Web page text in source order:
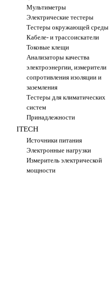
Мультиметры
Электрические тестеры
Тестеры окружающей среды
Кабеле- и трассоискатели
Токовые клещи
Анализаторы качества
электроэнергии, измерители
сопротивления изоляции и
заземления
Тестеры для климатических
систем
Принадлежности
ITECH
Источники питания
Электронные нагрузки
Измеритель электрической
мощности